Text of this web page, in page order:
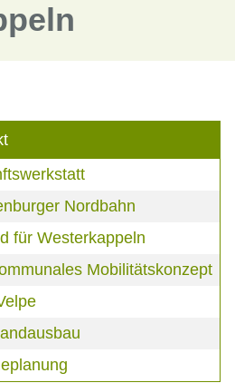
Nordbahn
für Westerkappeln
Mobilitätskonzept